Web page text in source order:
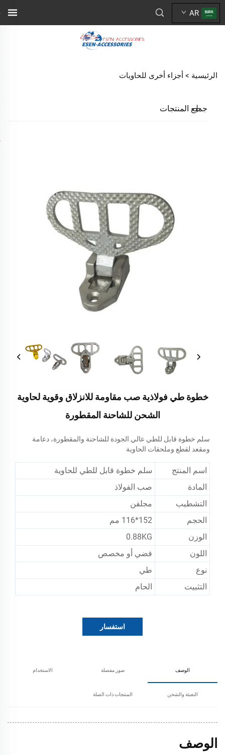
AR
الرئيسية > أجزاء أخرى للحاويات
جميع المنتجات
خطوة طي فولاذية صب مقاومة للانزلاق وقوية لحاوية
الشحن للشاحنة المقطورة
سلم خطوة قابل للطي عالي الجودة للشاحنة والمقطورة، دعامة
ومقعد لقطع وملحقات الحاوية
اسم المنتج
سلم خطوة قابل للطي للحاوية
المادة
صب الفولاذ
التشطيب
مجلفن
الحجم
152*116 مم
الوزن
0.88KG
اللون
فضي أو مخصص
نوع
طي
التثبيت
الحام
استفسار
الوصف صور مفصلة الاستخدام
التعبئة والشحن المنتجات ذات الصلة
الوصف